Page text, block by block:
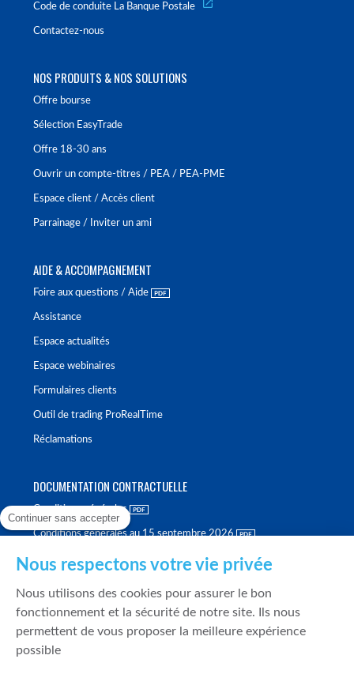
Code de conduite La Banque Postale
Contactez-nous
NOS PRODUITS & NOS SOLUTIONS
Offre bourse
Sélection EasyTrade
Offre 18-30 ans
Ouvrir un compte-titres / PEA / PEA-PME
Espace client / Accès client
Parrainage / Inviter un ami
AIDE & ACCOMPAGNEMENT
Foire aux questions / Aide
Assistance
Espace actualités
Espace webinaires
Formulaires clients
Outil de trading ProRealTime
Réclamations
DOCUMENTATION CONTRACTUELLE
Conditions générales
Conditions générales au 15 septembre 2026
Politique de meilleure sélection
Politique de durabilité
Fonds de garantie des dépôts et de résolution
Continuer sans accepter
Nous respectons votre vie privée
Nous utilisons des cookies pour assurer le bon
fonctionnement et la sécurité de notre site. Ils nous
permettent de vous proposer la meilleure expérience
possible